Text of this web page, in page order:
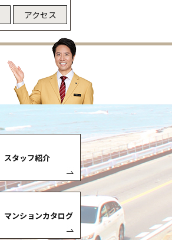
アクセス
スタッフ紹介
マンションカタログ